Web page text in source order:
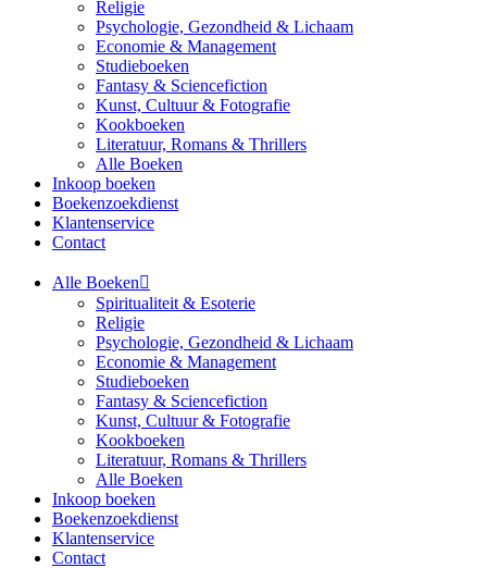
Religie
Psychologie, Gezondheid & Lichaam
Economie & Management
Studieboeken
Fantasy & Sciencefiction
Kunst, Cultuur & Fotografie
Kookboeken
Literatuur, Romans & Thrillers
Alle Boeken
Inkoop boeken
Boekenzoekdienst
Klantenservice
Contact
Alle Boeken
Spiritualiteit & Esoterie
Religie
Psychologie, Gezondheid & Lichaam
Economie & Management
Studieboeken
Fantasy & Sciencefiction
Kunst, Cultuur & Fotografie
Kookboeken
Literatuur, Romans & Thrillers
Alle Boeken
Inkoop boeken
Boekenzoekdienst
Klantenservice
Contact